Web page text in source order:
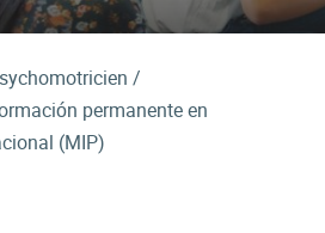
permanente en
(MIP)